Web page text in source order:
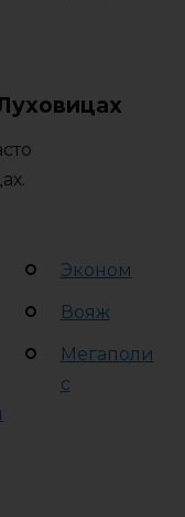
Эконом
Вояж
Мегаполи
с